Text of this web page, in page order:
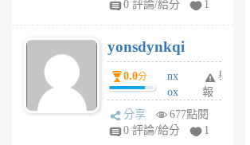
6
個
月
前
0 評論/給分
1
yonsdynkqi
0.0分
nx
ox
rh
pe
舉
報
分享
677點閱
0 評論/給分
1